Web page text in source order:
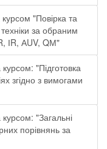
"Повірка та
за обраним
ІR, АUV, QМ"
"Підготовка
згідно з вимогами
"Загальні
порівнянь за